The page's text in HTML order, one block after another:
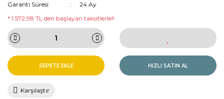
Garanti Süresi
24 Ay
* 1.572,98 TL den başlayan taksitlerle!!
SEPETE EKLE HIZLI SATIN AL
Karşılaştır